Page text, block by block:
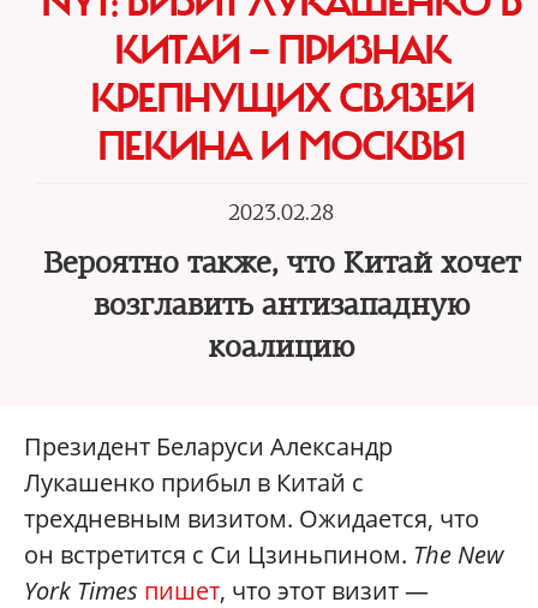
КИТАЙ — ПРИЗНАК
КРЕПНУЩИХ СВЯЗЕЙ
ПЕКИНА И МОСКВЫ
2023.02.28
Вероятно также, что Китай хочет
возглавить антизападную
коалицию
Президент Беларуси Александр
Лукашенко прибыл в Китай с
трехдневным визитом. Ожидается, что
он встретится с Си Цзиньпином. The New
York Times пишет, что этот визит —